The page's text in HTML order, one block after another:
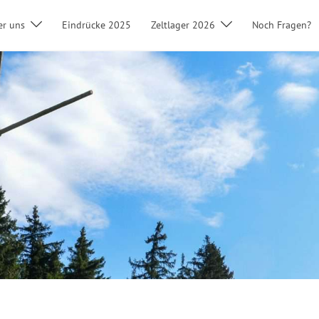
uns Eindrücke 2025 Zeltlager 2026 Noch Fragen?